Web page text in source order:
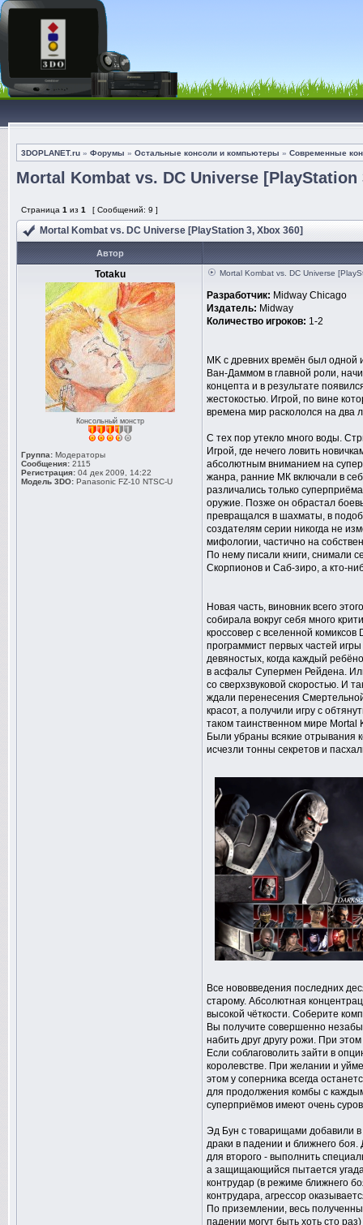
3DOPLANET.ru » Форумы » Остальные консоли и компьютеры » Современные
Mortal Kombat vs. DC Universe [PlayStation
Страница 1 из 1 [ Сообщений: 9 ]
Mortal Kombat vs. DC Universe [PlayStation 3, Xbox 360]
Автор
Totaku
Консольный монстр
Группа: Модераторы
Сообщения: 2115
Регистрация: 04 дек 2009, 14:22
Модель 3DO: Panasonic FZ-10 NTSC-U
Mortal Kombat vs. DC Universe
Разработчик: Midway Chicago
Издатель: Midway
Количество игроков: 1-2
MK с древних времён был
Ван-Даммом в главной роли,
концепта и в результате
жестокостью. Игрой, по вине
времена мир раскололся на два
С тех пор утекло много воды.
Игрой, где нечего ловить
абсолютным вниманием на
жанра, ранние МК включали в
различались только
оружие. Позже он обрастал
превращался в шахматы, в
создателям серии никогда не
мифологии, частично на
По нему писали книги, снимали
Скорпионов и Саб-зиро, а кто-
Новая часть, виновник всего
собирала вокруг себя много
кроссовер с вселенной
программист первых частей
девяностых, когда каждый
в асфальт Супермен Рейдена.
со сверхзвуковой скоростью. И
ждали перенесения
красот, а получили игру с
таком таинственном мире Mortal
Были убраны всякие отрывания
исчезли тонны секретов и
Все нововведения последних
старому. Абсолютная
высокой чёткости. Соберите
Вы получите совершенно
набить друг другу рожи. При
Если соблаговолить зайти в
королевстве. При желании и
этом у соперника всегда
для продолжения комбы с
суперприёмов имеют очень
Эд Бун с товарищами добавили
драки в падении и ближнего
для второго - выполнить
а защищающийся пытается
контрудар (в режиме ближнего
контрудара, агрессор
По приземлении, весь
падении могут быть хоть сто